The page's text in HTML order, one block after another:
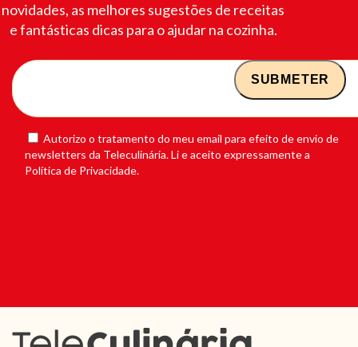
novidades, as melhores sugestões de receitas
e fantásticas dicas para o ajudar na cozinha.
Autorizo o tratamento do meu email para efeito de envio de
newsletters da Teleculinária. Li e aceito expressamente a
Política de Privacidade.